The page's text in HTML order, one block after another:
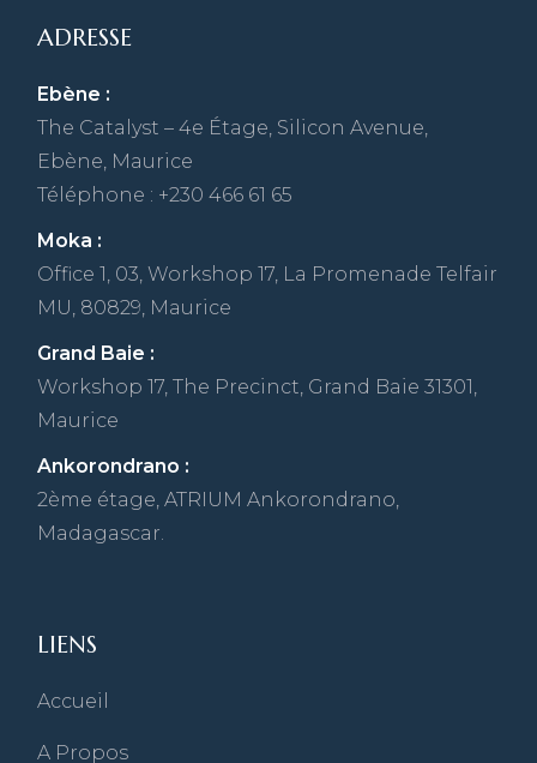
ADRESSE
Ebène :
The Catalyst – 4e Étage, Silicon Avenue,
Ebène, Maurice
Téléphone : +230 466 61 65
Moka :
Office 1, 03, Workshop 17, La Promenade Telfair
MU, 80829, Maurice
Grand Baie :
Workshop 17, The Precinct, Grand Baie 31301,
Maurice
Ankorondrano :
2ème étage, ATRIUM Ankorondrano,
Madagascar.
LIENS
Accueil
A Propos